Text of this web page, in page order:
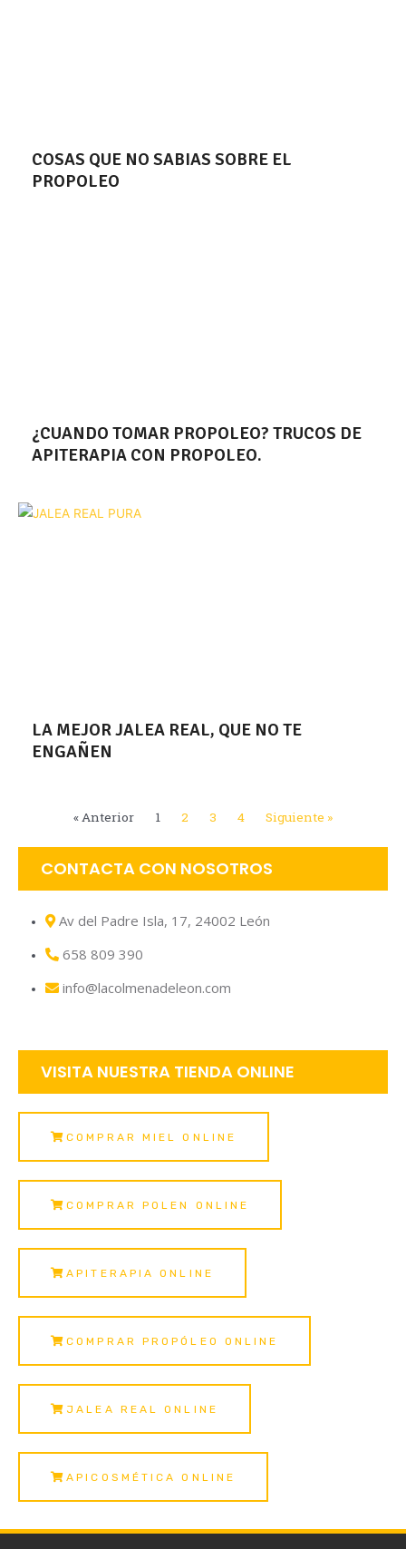
COSAS QUE NO SABIAS SOBRE EL
PROPOLEO
¿CUANDO TOMAR PROPOLEO? TRUCOS DE
APITERAPIA CON PROPOLEO.
LA MEJOR JALEA REAL, QUE NO TE
ENGAÑEN
« Anterior 1 2 3 4 Siguiente »
CONTACTA CON NOSOTROS
Av del Padre Isla, 17, 24002 León
658 809 390
info@lacolmenadeleon.com
VISITA NUESTRA TIENDA ONLINE
COMPRAR MIEL ONLINE
COMPRAR POLEN ONLINE
APITERAPIA ONLINE
COMPRAR PROPÓLEO ONLINE
JALEA REAL ONLINE
APICOSMÉTICA ONLINE